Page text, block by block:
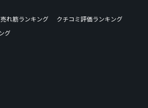
売れ筋ランキング
クチコミ評価ランキング
グ